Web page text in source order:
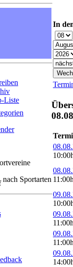
Liste
nach Sportarten
In
11:00h
11:00h
11:00h